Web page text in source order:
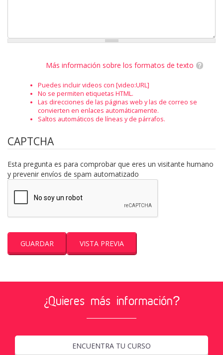
Más información sobre los formatos de texto
Puedes incluir videos con [video:URL]
No se permiten etiquetas HTML.
Las direcciones de las páginas web y las de correo se
convierten en enlaces automáticamente.
Saltos automáticos de líneas y de párrafos.
CAPTCHA
Esta pregunta es para comprobar que eres un visitante humano
y prevenir envíos de spam automatizado
¿Quieres más información?
ENCUENTRA TU CURSO